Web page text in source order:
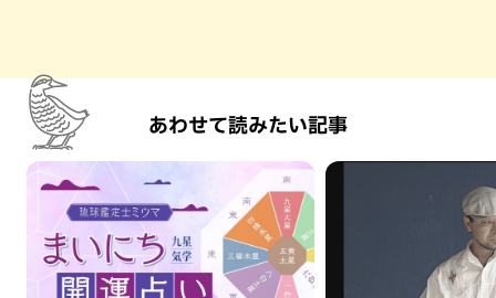
あわせて読みたい記事